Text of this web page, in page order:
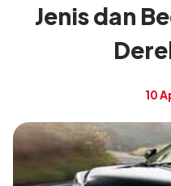
Jenis dan
10